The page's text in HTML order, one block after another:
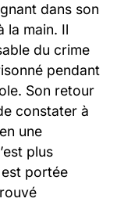
dans son
la main. Il
du crime
pendant
Son retour
constater à
une
plus
est portée